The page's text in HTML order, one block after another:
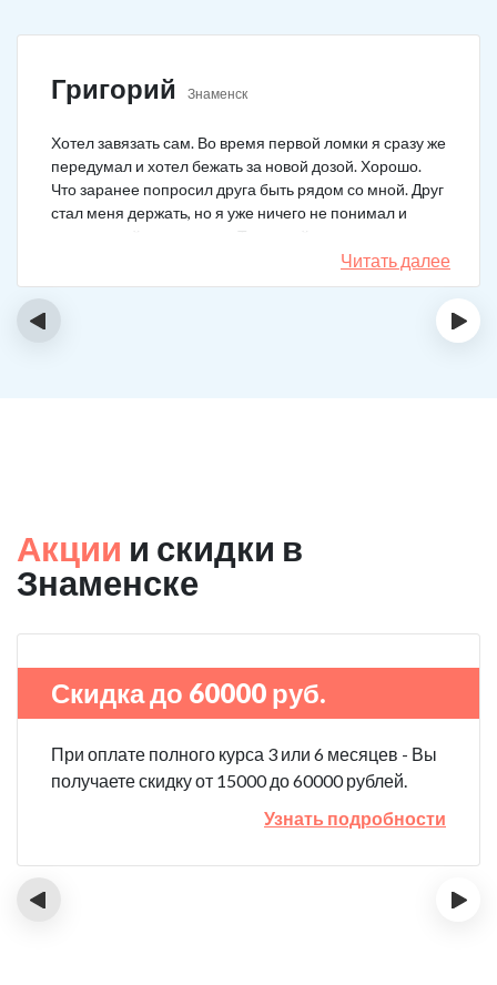
Григорий Знаменск
Хотел завязать сам. Во время первой ломки я сразу же
передумал и хотел бежать за новой дозой. Хорошо.
Что заранее попросил друга быть рядом со мной. Друг
стал меня держать, но я уже ничего не понимал и
начал силой вырываться. Тогда мой товарищ просто
связан меня и позвонил в клинику. На дом приехал
нарколог, мне сделали какую-то капельницу, после
для прохождения курса реабилитации, так я и сделал.
Читать далее
‹ ›
Акции и скидки в
Знаменске
Скидка до 60000 руб.
При оплате полного курса 3 или 6 месяцев - Вы
получаете скидку от 15000 до 60000 рублей.
Узнать подробности
‹ ›